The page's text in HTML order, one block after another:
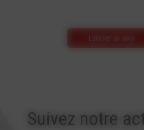
Suivez notre